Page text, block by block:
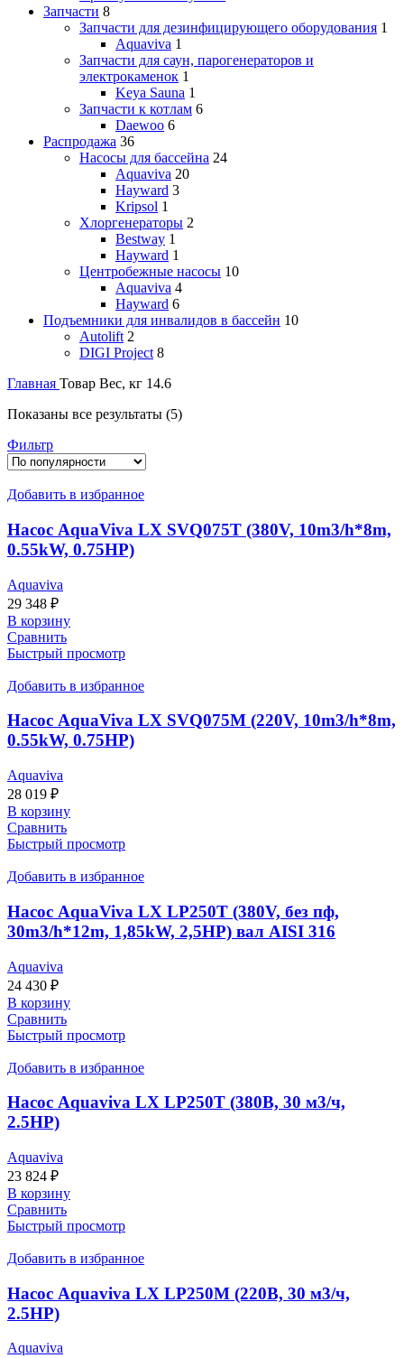
Запчасти 8
Запчасти для дезинфицирующего оборудования 1
Aquaviva 1
Запчасти для саун, парогенераторов и
электрокаменок 1
Keya Sauna 1
Запчасти к котлам 6
Daewoo 6
Распродажа 36
Насосы для бассейна 24
Aquaviva 20
Hayward 3
Kripsol 1
Хлоргенераторы 2
Bestway 1
Hayward 1
Центробежные насосы 10
Aquaviva 4
Hayward 6
Подъемники для инвалидов в бассейн 10
Autolift 2
DIGI Project 8
Главная Товар Вес, кг 14.6
Показаны все результаты (5)Сортировка:
Фильтр
Добавить в избранное
Насос AquaViva LX SVQ075T (380V, 10m3/h*8m,
0.55kW, 0.75HP)
Aquaviva
29 348 ₽
В корзину
Сравнить
Быстрый просмотр
Добавить в избранное
Насос AquaViva LX SVQ075M (220V, 10m3/h*8m,
0.55kW, 0.75HP)
Aquaviva
28 019 ₽
В корзину
Сравнить
Быстрый просмотр
Добавить в избранное
Насос AquaViva LX LP250T (380V, без пф,
30m3/h*12m, 1,85kW, 2,5HP) вал AISI 316
Aquaviva
24 430 ₽
В корзину
Сравнить
Быстрый просмотр
Добавить в избранное
Насос Aquaviva LX LP250T (380В, 30 м3/ч,
2.5НР)
Aquaviva
23 824 ₽
В корзину
Сравнить
Быстрый просмотр
Добавить в избранное
Насос Aquaviva LX LP250M (220В, 30 м3/ч,
2.5НР)
Aquaviva